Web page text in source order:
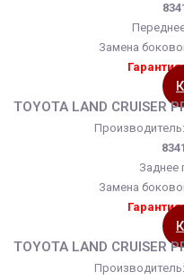
Замена
TOYOTA LAND CRUISER
Производитель:
Заднее
Замена
TOYOTA LAND CRUISER
Производитель: